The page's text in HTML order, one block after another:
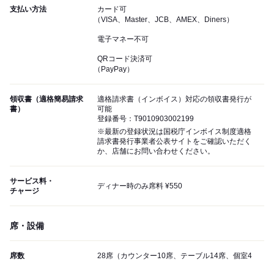
支払い方法
カード可
（VISA、Master、JCB、AMEX、Diners）
電子マネー不可
QRコード決済可
（PayPay）
領収書（適格簡易請求
書）
適格請求書（インボイス）対応の領収書発行が
可能
登録番号：T9010903002199
※最新の登録状況は国税庁インボイス制度適格
請求書発行事業者公表サイトをご確認いただく
か、店舗にお問い合わせください。
サービス料・
チャージ
ディナー時のみ席料 ¥550
席・設備
席数
28席（カウンター10席、テーブル14席、個室4